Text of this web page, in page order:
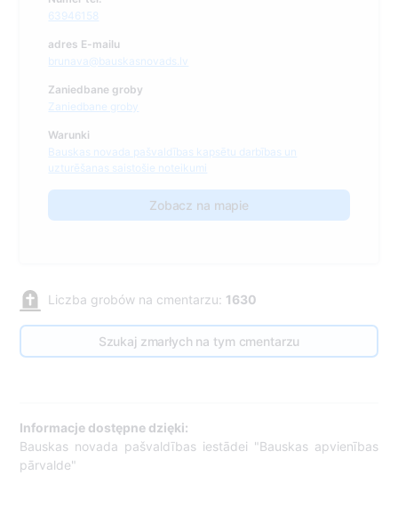
63946158
adres E-mailu
brunava@bauskasnovads.lv
Zaniedbane groby
Zaniedbane groby
Warunki
Bauskas novada pašvaldības kapsētu darbības un
uzturēšanas saistošie noteikumi
Zobacz na mapie
Liczba grobów na cmentarzu: 1630
Szukaj zmarłych na tym cmentarzu
Informacje dostępne dzięki:
Bauskas novada pašvaldības iestādei "Bauskas apvienības
pārvalde"